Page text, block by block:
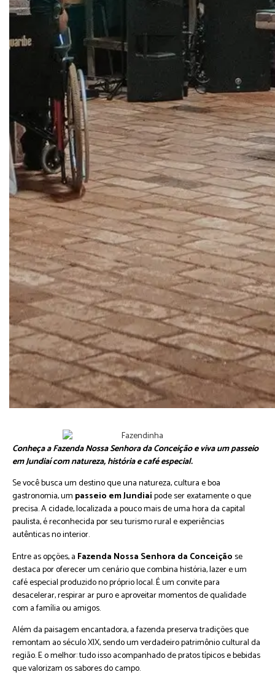
Conheça a Fazenda Nossa Senhora da Conceição e viva um passeio
em Jundiaí com natureza, história e café especial.
Se você busca um destino que una natureza, cultura e boa
gastronomia, um passeio em Jundiaípode ser exatamente o que
precisa. A cidade, localizada a pouco mais de uma hora da capital
paulista, é reconhecida por seu turismo rural e experiências
autênticas no interior.
Entre as opções, a Fazenda Nossa Senhora da Conceição se
destaca por oferecer um cenário que combina história, lazer e um
café especial produzido no próprio local. É um convite para
desacelerar, respirar ar puro e aproveitar momentos de qualidade
com a família ou amigos.
Além da paisagem encantadora, a fazenda preserva tradições que
remontam ao século XIX, sendo um verdadeiro patrimônio cultural da
região. E o melhor: tudo isso acompanhado de pratos típicos e bebidas
que valorizam os sabores do campo.